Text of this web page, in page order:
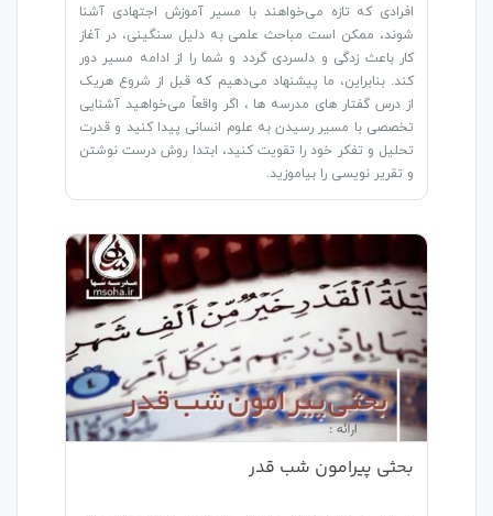
افرادی که تازه می‌خواهند با مسیر آموزش اجتهادی آشنا
شوند، ممکن است مباحث علمی به دلیل سنگینی‌، در آغاز
کار باعث زدگی و دلسردی گردد و شما را از ادامه مسیر دور
کند. بنابراین، ما پیشنهاد می‌دهیم که قبل از شروع هریک
از درس گفتار های مدرسه ها ، اگر واقعاً می‌خواهید آشنایی
تخصصی با مسیر رسیدن به علوم انسانی پیدا کنید و قدرت
تحلیل و تفکر خود را تقویت کنید، ابتدا روش درست نوشتن
و تقریر نویسی را بیاموزید.
بحثی پیرامون شب قدر